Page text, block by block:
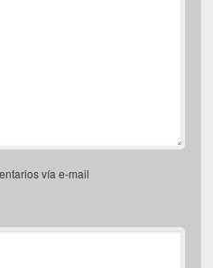
vía e-mail